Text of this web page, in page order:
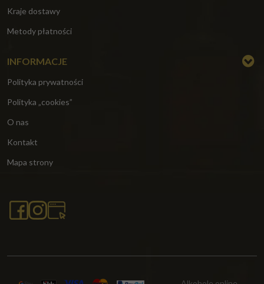
Kraje dostawy
Metody płatności
INFORMACJE
Polityka prywatności
Polityka „cookies”
O nas
Kontakt
Mapa strony